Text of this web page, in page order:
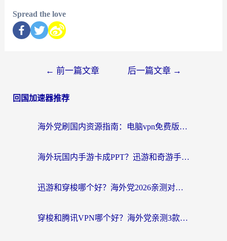
Spread the love
← 前一篇文章 后一篇文章 →
回国加速器推荐
海外党刷国内资源指南：电脑vpn免费版真的能用吗？选对加速器才是关键
海外玩国内手游卡成PPT？迅游和奇游手游哪个好？附真实VPN评测及番茄加速器体验
迅游和穿梭哪个好？海外党2026亲测对比+免费vs付费选择指南，附番茄加速器实测体验
穿梭和腾讯VPN哪个好？海外党亲测3款热门回国加速器，附避坑指南